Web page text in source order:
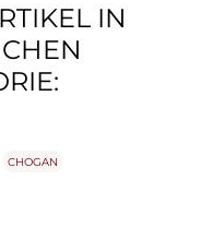
IN
CHOGAN